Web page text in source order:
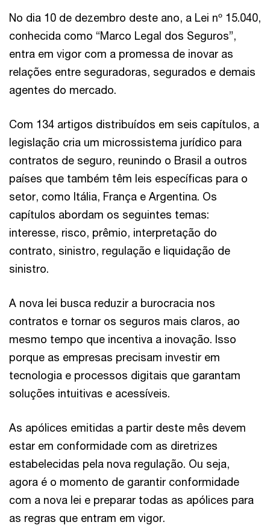
No dia 10 de dezembro deste ano, a Lei nº 15.040,
conhecida como “Marco Legal dos Seguros”,
entra em vigor com a promessa de inovar as
relações entre seguradoras, segurados e demais
agentes do mercado.
Com 134 artigos distribuídos em seis capítulos, a
legislação cria um microssistema jurídico para
contratos de seguro, reunindo o Brasil a outros
países que também têm leis específicas para o
setor, como Itália, França e Argentina. Os
capítulos abordam os seguintes temas:
interesse, risco, prêmio, interpretação do
contrato, sinistro, regulação e liquidação de
sinistro.
A nova lei busca reduzir a burocracia nos
contratos e tornar os seguros mais claros, ao
mesmo tempo que incentiva a inovação. Isso
porque as empresas precisam investir em
tecnologia e processos digitais que garantam
soluções intuitivas e acessíveis.
As apólices emitidas a partir deste mês devem
estar em conformidade com as diretrizes
estabelecidas pela nova regulação. Ou seja,
agora é o momento de garantir conformidade
com a nova lei e preparar todas as apólices para
as regras que entram em vigor.